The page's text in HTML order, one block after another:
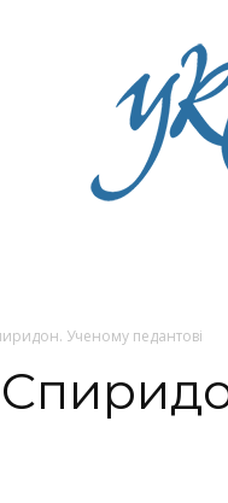
Ученому педантові